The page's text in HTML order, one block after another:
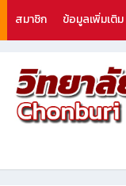
สมาชิก ข้อมูลเพิ่มเติม